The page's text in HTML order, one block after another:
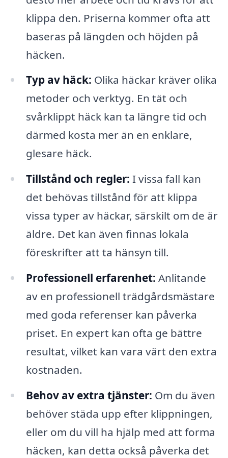
klippa den. Priserna kommer ofta att
baseras på längden och höjden på
häcken.
Typ av häck: Olika häckar kräver olika
metoder och verktyg. En tät och
svårklippt häck kan ta längre tid och
därmed kosta mer än en enklare,
glesare häck.
Tillstånd och regler: I vissa fall kan
det behövas tillstånd för att klippa
vissa typer av häckar, särskilt om de är
äldre. Det kan även finnas lokala
föreskrifter att ta hänsyn till.
Professionell erfarenhet: Anlitande
av en professionell trädgårdsmästare
med goda referenser kan påverka
priset. En expert kan ofta ge bättre
resultat, vilket kan vara värt den extra
kostnaden.
Behov av extra tjänster: Om du även
behöver städa upp efter klippningen,
eller om du vill ha hjälp med att forma
häcken, kan detta också påverka det